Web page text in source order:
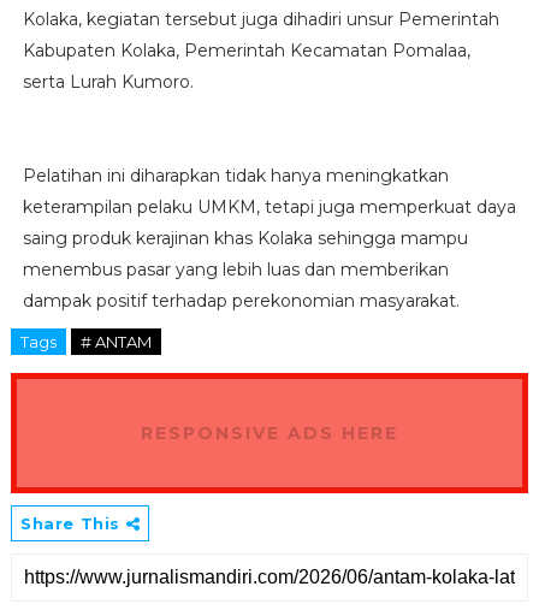
Kolaka, kegiatan tersebut juga dihadiri unsur Pemerintah
Kabupaten Kolaka, Pemerintah Kecamatan Pomalaa,
serta Lurah Kumoro.
Pelatihan ini diharapkan tidak hanya meningkatkan
keterampilan pelaku UMKM, tetapi juga memperkuat daya
saing produk kerajinan khas Kolaka sehingga mampu
menembus pasar yang lebih luas dan memberikan
dampak positif terhadap perekonomian masyarakat.
Tags # ANTAM
RESPONSIVE ADS HERE
Share This